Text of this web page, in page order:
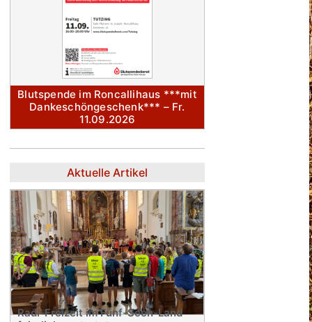
Blutspende im Roncallihaus ***mit
Dankeschöngeschenk*** – Fr.
11.09.2026
Aktuelle Artikel
Radl-Freizeit im Fünf-Seen-Land